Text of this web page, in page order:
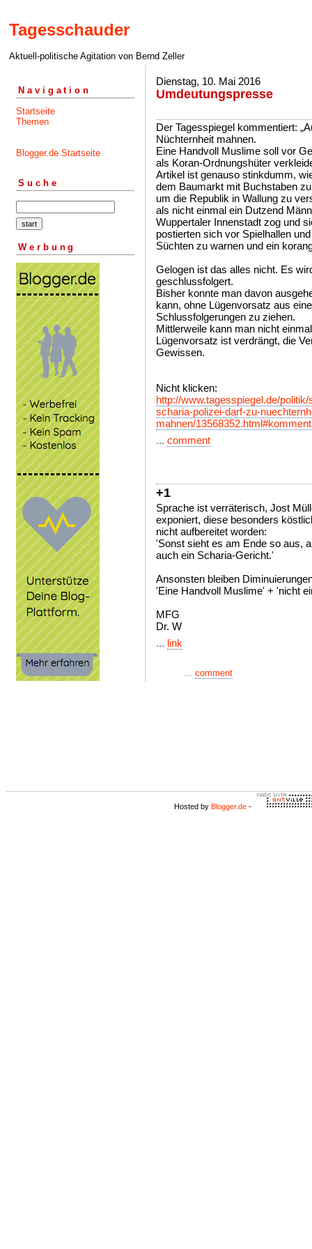
Tagesschauder
Aktuell-politische Agitation von Bernd Zeller
Navigation
Startseite
Themen
Blogger.de Startseite
Suche
Werbung
Dienstag, 10. Mai 2016
Umdeutungspresse
Der Tagesspiegel kommentiert:
Nüchternheit mahnen.
Eine Handvoll Muslime soll vor
als Koran-Ordnungshüter
Artikel ist genauso stinkdumm,
dem Baumarkt mit Buchstaben
um die Republik in Wallung zu
als nicht einmal ein Dutzend
Wuppertaler Innenstadt zog und
postierten sich vor Spielhallen
Süchten zu warnen und ein
Gelogen ist das alles nicht. Es
geschlussfolgert.
Bisher konnte man davon
kann, ohne Lügenvorsatz aus
Schlussfolgerungen zu ziehen.
Mittlerweile kann man nicht
Lügenvorsatz ist verdrängt, die
Gewissen.
Nicht klicken:
http://www.tagesspiegel.de/
scharia-polizei-darf-zu-
mahnen/
... comment
+1
Sprache ist verräterisch, Jost
exponiert, diese besonders
nicht aufbereitet worden:
'Sonst sieht es am Ende so aus,
auch ein Scharia-Gericht.'
Ansonsten bleiben
'Eine Handvoll Muslime' + 'nicht
MFG
Dr. W
... link
... comment
Hosted by Blogger.de -